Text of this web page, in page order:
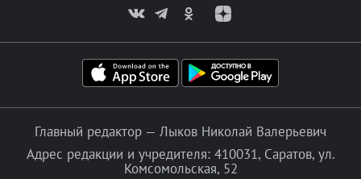
Главный редактор — Лыков Николай Валерьевич
Адрес редакции и учредителя: 410031, Саратов, ул.
Комсомольская, 52